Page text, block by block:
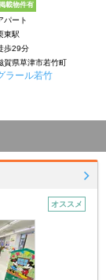
載物件有
パート
東駅
歩29分
賀県草津市若竹町
ラール若竹
オススメ